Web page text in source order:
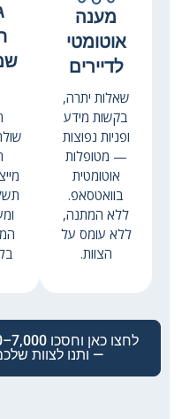
מענה
אוטומטי
לדיירים
שאלות יתרה,
בקשות מידע
ופניות נפוצות
— מטופלות
אוטומטית
בוואטסאפ.
ללא המתנה,
ללא עומס על
הצוות.
— ותנו לצוות